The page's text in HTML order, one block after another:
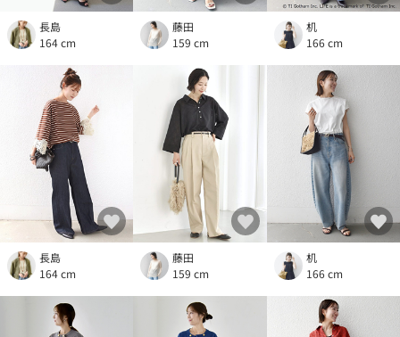
長島
164 cm
藤田
159 cm
机
166 cm
長島
164 cm
藤田
159 cm
机
166 cm